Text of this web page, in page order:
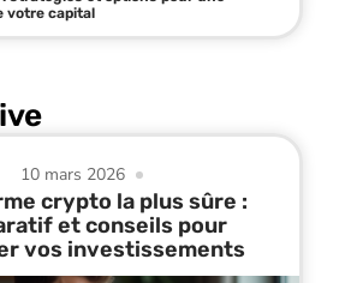
votre capital
10 mars 2026
crypto la plus sûre :
et conseils pour
vos investissements